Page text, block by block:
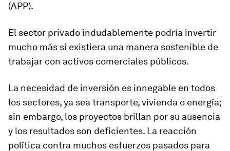
(APP).
El sector privado indudablemente podría invertir
mucho más si existiera una manera sostenible de
trabajar con activos comerciales públicos.
La necesidad de inversión es innegable en todos
los sectores, ya sea transporte, vivienda o energía;
sin embargo, los proyectos brillan por su ausencia
y los resultados son deficientes. La reacción
política contra muchos esfuerzos pasados para